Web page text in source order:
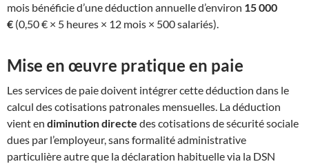
mois bénéficie d’une déduction annuelle d’environ 15 000
€ (0,50 € × 5 heures × 12 mois × 500 salariés).
Mise en œuvre pratique en paie
Les services de paie doivent intégrer cette déduction dans le
calcul des cotisations patronales mensuelles. La déduction
vient en diminution directe des cotisations de sécurité sociale
dues par l’employeur, sans formalité administrative
particulière autre que la déclaration habituelle via la DSN